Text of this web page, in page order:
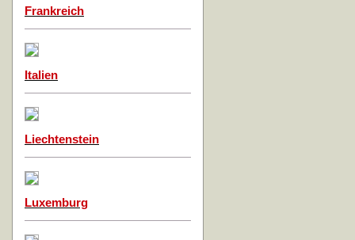
Frankreich
Italien
Liechtenstein
Luxemburg